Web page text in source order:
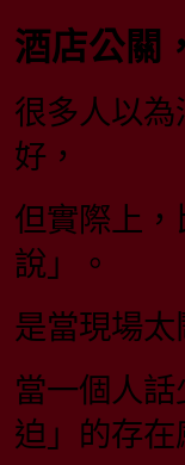
酒店公關
很多人以
好，
但實際上
說」。
是當現場
當一個人
迫」的存在